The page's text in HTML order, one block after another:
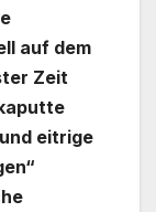
auf dem
Zeit
eitrige